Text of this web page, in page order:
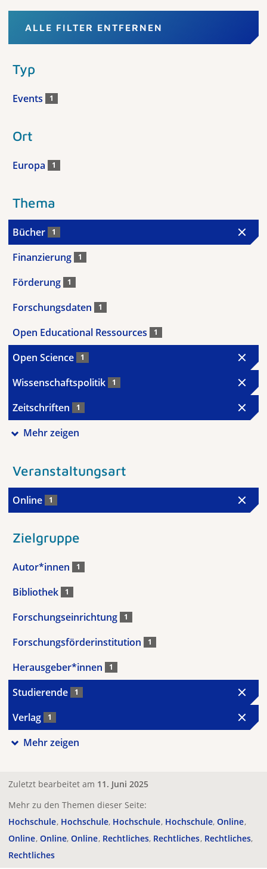
ALLE FILTER ENTFERNEN
Typ
Events 1
Ort
Europa 1
Thema
Bücher 1
Finanzierung 1
Förderung 1
Forschungsdaten 1
Open Educational Ressources 1
Open Science 1
Wissenschaftspolitik 1
Zeitschriften 1
Mehr zeigen
Veranstaltungsart
Online 1
Zielgruppe
Autor*innen 1
Bibliothek 1
Forschungseinrichtung 1
Forschungsförderinstitution 1
Herausgeber*innen 1
Studierende 1
Verlag 1
Mehr zeigen
Zuletzt bearbeitet am 11. Juni 2025
Mehr zu den Themen dieser Seite:
Hochschule Hochschule Hochschule Hochschule Online
Online Online Online Rechtliches Rechtliches Rechtliches
Rechtliches